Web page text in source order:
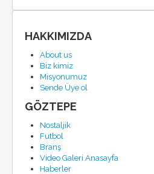
HAKKIMIZDA
About us
Biz kimiz
Misyonumuz
Sende Üye ol
GÖZTEPE
Nostaljik
Futbol
Branş
Video Galeri Anasayfa
Haberler